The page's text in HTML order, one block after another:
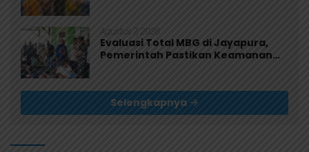
Agustus 7, 2026
Evaluasi Total MBG di Jayapura,
Pemerintah Pastikan Keamanan
Selengkapnya